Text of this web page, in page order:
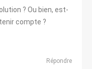
? Ou bien, est-
compte ?
Répondre